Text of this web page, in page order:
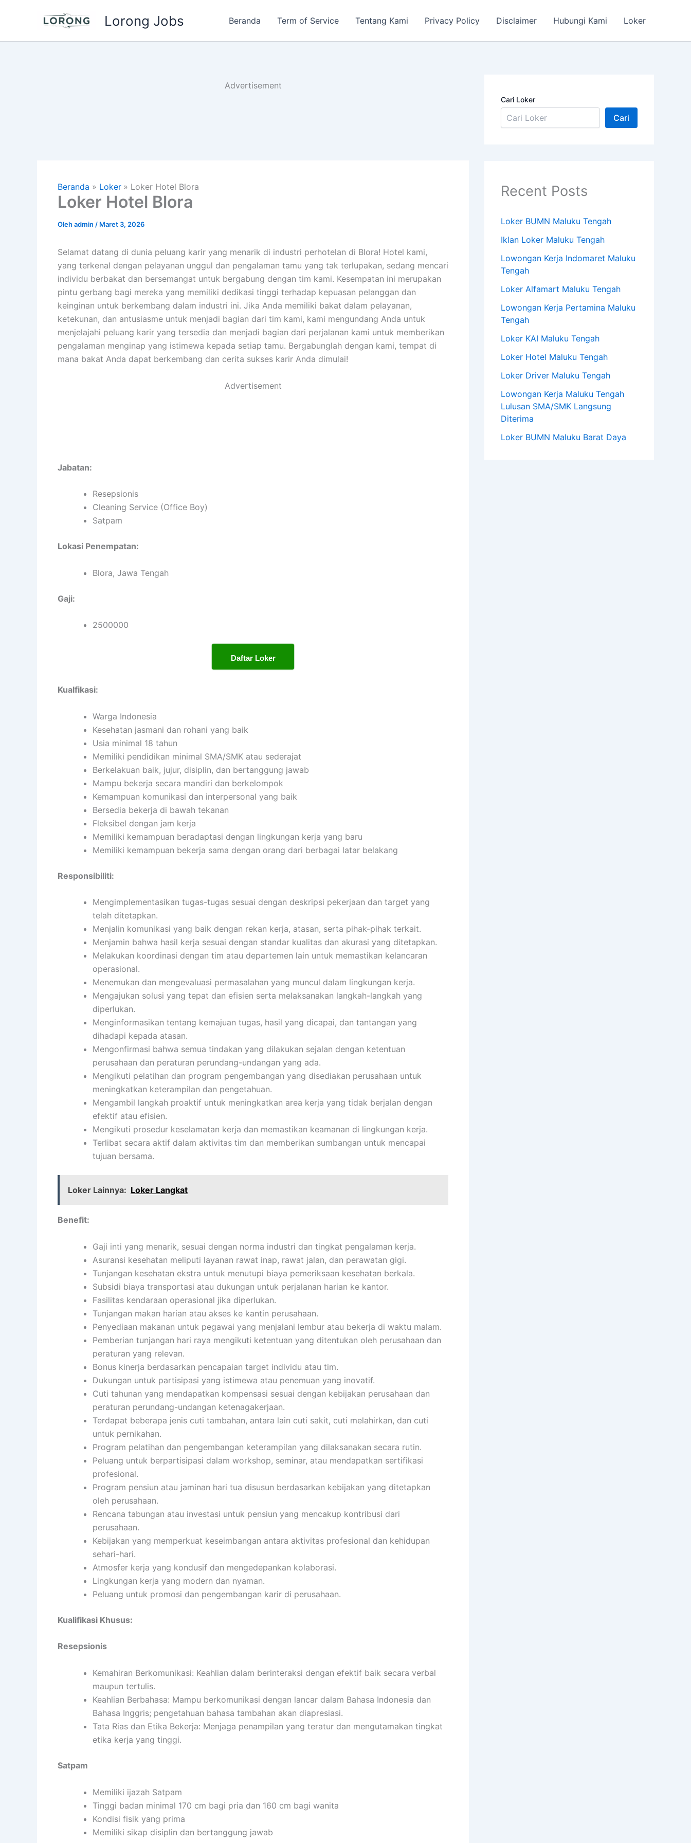
Lorong Jobs Beranda Term of Service Tentang Kami Privacy Policy Disclaimer Hubungi Kami Loker
Advertisement
Beranda Loker Loker Hotel Blora
Loker Hotel Blora
Olehadmin / Maret 3, 2026
Selamat datang di dunia peluang karir yang menarik di industri perhotelan di Blora! Hotel kami,
yang terkenal dengan pelayanan unggul dan pengalaman tamu yang tak terlupakan, sedang mencari
individu berbakat dan bersemangat untuk bergabung dengan tim kami. Kesempatan ini merupakan
pintu gerbang bagi mereka yang memiliki dedikasi tinggi terhadap kepuasan pelanggan dan
keinginan untuk berkembang dalam industri ini. Jika Anda memiliki bakat dalam pelayanan,
ketekunan, dan antusiasme untuk menjadi bagian dari tim kami, kami mengundang Anda untuk
menjelajahi peluang karir yang tersedia dan menjadi bagian dari perjalanan kami untuk memberikan
pengalaman menginap yang istimewa kepada setiap tamu. Bergabunglah dengan kami, tempat di
mana bakat Anda dapat berkembang dan cerita sukses karir Anda dimulai!
Advertisement
Jabatan:
Resepsionis
Cleaning Service (Office Boy)
Satpam
Lokasi Penempatan:
Blora, Jawa Tengah
Gaji:
2500000
Daftar Loker
Kualfikasi:
Warga Indonesia
Kesehatan jasmani dan rohani yang baik
Usia minimal 18 tahun
Memiliki pendidikan minimal SMA/SMK atau sederajat
Berkelakuan baik, jujur, disiplin, dan bertanggung jawab
Mampu bekerja secara mandiri dan berkelompok
Kemampuan komunikasi dan interpersonal yang baik
Bersedia bekerja di bawah tekanan
Fleksibel dengan jam kerja
Memiliki kemampuan beradaptasi dengan lingkungan kerja yang baru
Memiliki kemampuan bekerja sama dengan orang dari berbagai latar belakang
Responsibiliti:
Mengimplementasikan tugas-tugas sesuai dengan deskripsi pekerjaan dan target yang
telah ditetapkan.
Menjalin komunikasi yang baik dengan rekan kerja, atasan, serta pihak-pihak terkait.
Menjamin bahwa hasil kerja sesuai dengan standar kualitas dan akurasi yang ditetapkan.
Melakukan koordinasi dengan tim atau departemen lain untuk memastikan kelancaran
operasional.
Menemukan dan mengevaluasi permasalahan yang muncul dalam lingkungan kerja.
Mengajukan solusi yang tepat dan efisien serta melaksanakan langkah-langkah yang
diperlukan.
Menginformasikan tentang kemajuan tugas, hasil yang dicapai, dan tantangan yang
dihadapi kepada atasan.
Mengonfirmasi bahwa semua tindakan yang dilakukan sejalan dengan ketentuan
perusahaan dan peraturan perundang-undangan yang ada.
Mengikuti pelatihan dan program pengembangan yang disediakan perusahaan untuk
meningkatkan keterampilan dan pengetahuan.
Mengambil langkah proaktif untuk meningkatkan area kerja yang tidak berjalan dengan
efektif atau efisien.
Mengikuti prosedur keselamatan kerja dan memastikan keamanan di lingkungan kerja.
Terlibat secara aktif dalam aktivitas tim dan memberikan sumbangan untuk mencapai
tujuan bersama.
Loker Lainnya: Loker Langkat
Benefit:
Gaji inti yang menarik, sesuai dengan norma industri dan tingkat pengalaman kerja.
Asuransi kesehatan meliputi layanan rawat inap, rawat jalan, dan perawatan gigi.
Tunjangan kesehatan ekstra untuk menutupi biaya pemeriksaan kesehatan berkala.
Subsidi biaya transportasi atau dukungan untuk perjalanan harian ke kantor.
Fasilitas kendaraan operasional jika diperlukan.
Tunjangan makan harian atau akses ke kantin perusahaan.
Penyediaan makanan untuk pegawai yang menjalani lembur atau bekerja di waktu malam.
Pemberian tunjangan hari raya mengikuti ketentuan yang ditentukan oleh perusahaan dan
peraturan yang relevan.
Bonus kinerja berdasarkan pencapaian target individu atau tim.
Dukungan untuk partisipasi yang istimewa atau penemuan yang inovatif.
Cuti tahunan yang mendapatkan kompensasi sesuai dengan kebijakan perusahaan dan
peraturan perundang-undangan ketenagakerjaan.
Terdapat beberapa jenis cuti tambahan, antara lain cuti sakit, cuti melahirkan, dan cuti
untuk pernikahan.
Program pelatihan dan pengembangan keterampilan yang dilaksanakan secara rutin.
Peluang untuk berpartisipasi dalam workshop, seminar, atau mendapatkan sertifikasi
profesional.
Program pensiun atau jaminan hari tua disusun berdasarkan kebijakan yang ditetapkan
oleh perusahaan.
Rencana tabungan atau investasi untuk pensiun yang mencakup kontribusi dari
perusahaan.
Kebijakan yang memperkuat keseimbangan antara aktivitas profesional dan kehidupan
sehari-hari.
Atmosfer kerja yang kondusif dan mengedepankan kolaborasi.
Lingkungan kerja yang modern dan nyaman.
Peluang untuk promosi dan pengembangan karir di perusahaan.
Kualifikasi Khusus:
Resepsionis
Kemahiran Berkomunikasi: Keahlian dalam berinteraksi dengan efektif baik secara verbal
maupun tertulis.
Keahlian Berbahasa: Mampu berkomunikasi dengan lancar dalam Bahasa Indonesia dan
Bahasa Inggris; pengetahuan bahasa tambahan akan diapresiasi.
Tata Rias dan Etika Bekerja: Menjaga penampilan yang teratur dan mengutamakan tingkat
etika kerja yang tinggi.
Satpam
Memiliki ijazah Satpam
Tinggi badan minimal 170 cm bagi pria dan 160 cm bagi wanita
Kondisi fisik yang prima
Memiliki sikap disiplin dan bertanggung jawab
Cari Loker
Cari
Recent Posts
Loker BUMN Maluku Tengah
Iklan Loker Maluku Tengah
Lowongan Kerja Indomaret Maluku
Tengah
Loker Alfamart Maluku Tengah
Lowongan Kerja Pertamina Maluku
Tengah
Loker KAI Maluku Tengah
Loker Hotel Maluku Tengah
Loker Driver Maluku Tengah
Lowongan Kerja Maluku Tengah
Lulusan SMA/SMK Langsung
Diterima
Loker BUMN Maluku Barat Daya